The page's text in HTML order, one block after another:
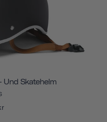
Und Skatehelm